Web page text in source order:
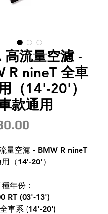
高流量空濾 -
R nineT 全車
（14'-20'）
款通用
量空濾 - BMW R nineT
（14'-20'）
年份：
RT (03'-13')
車系 (14'-20')